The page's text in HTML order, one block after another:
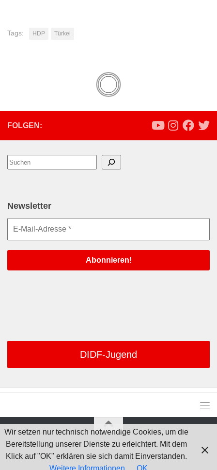
Tags: HDP Türkei
FOLGEN:
Suchen
Newsletter
DIDF-Jugend
DIDF | 2026
Wir setzen nur technisch notwendige Cookies, um die
Bereitstellung unserer Dienste zu erleichtert. Mit dem
Klick auf "OK" erklären sie sich damit Einverstanden.
Weitere Informationen
OK